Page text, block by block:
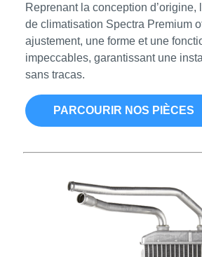
Reprenant la conception d’origine,
de climatisation Spectra Premium
ajustement, une forme et une
impeccables, garantissant une
sans tracas.
PARCOURIR NOS PIÈCES